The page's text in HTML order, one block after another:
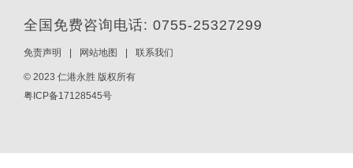
全国免费咨询电话: 0755-25327299
免责声明 网站地图 联系我们
© 2023 仁港永胜 版权所有
粤ICP备17128545号